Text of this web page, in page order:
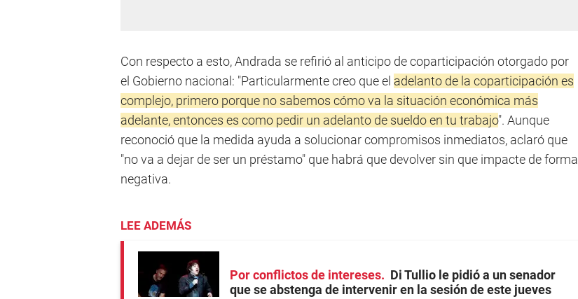
Con respecto a esto, Andrada se refirió al anticipo de coparticipación otorgado por
el Gobierno nacional: "Particularmente creo que el adelanto de la coparticipación es
complejo, primero porque no sabemos cómo va la situación económica más
adelante, entonces es como pedir un adelanto de sueldo en tu trabajo". Aunque
reconoció que la medida ayuda a solucionar compromisos inmediatos, aclaró que
"no va a dejar de ser un préstamo" que habrá que devolver sin que impacte de forma
negativa.
LEE ADEMÁS
Por conflictos de intereses
Di Tullio le pidió a un senador
que se abstenga de intervenir en la sesión de este jueves